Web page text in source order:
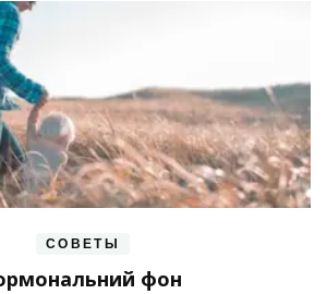
СОВЕТЫ
фон